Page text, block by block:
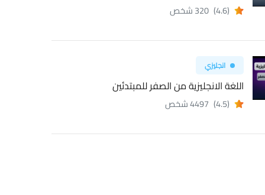
(4.6) 320 شخص
انجليزي
اللغة الانجليزية من الصفر للمبتدئين
(4.5) 4497 شخص